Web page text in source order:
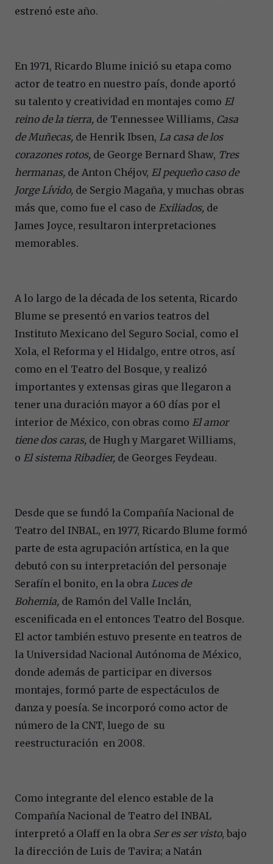
estrenó este año.
En 1971, Ricardo Blume inició su etapa como
actor de teatro en nuestro país, donde aportó
su talento y creatividad en montajes como El
reino de la tierra, de Tennessee Williams, Casa
de Muñecas, de Henrik Ibsen, La casa de los
corazones rotos, de George Bernard Shaw, Tres
hermanas, de Anton Chéjov, El pequeño caso de
Jorge Lívido, de Sergio Magaña, y muchas obras
más que, como fue el caso de Exiliados, de
James Joyce, resultaron interpretaciones
memorables.
A lo largo de la década de los setenta, Ricardo
Blume se presentó en varios teatros del
Instituto Mexicano del Seguro Social, como el
Xola, el Reforma y el Hidalgo, entre otros, así
como en el Teatro del Bosque, y realizó
importantes y extensas giras que llegaron a
tener una duración mayor a 60 días por el
interior de México, con obras como El amor
tiene dos caras, de Hugh y Margaret Williams,
o El sistema Ribadier, de Georges Feydeau.
Desde que se fundó la Compañía Nacional de
Teatro del INBAL, en 1977, Ricardo Blume formó
parte de esta agrupación artística, en la que
debutó con su interpretación del personaje
Serafín el bonito, en la obra Luces de
Bohemia, de Ramón del Valle Inclán,
escenificada en el entonces Teatro del Bosque.
El actor también estuvo presente en teatros de
la Universidad Nacional Autónoma de México,
donde además de participar en diversos
montajes, formó parte de espectáculos de
danza y poesía. Se incorporó como actor de
número de la CNT, luego de su
reestructuración en 2008.
Como integrante del elenco estable de la
Compañía Nacional de Teatro del INBAL
interpretó a Olaff en la obra Ser es ser visto, bajo
la dirección de Luis de Tavira; a Natán